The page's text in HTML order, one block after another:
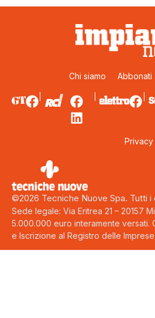
Chi siamo Abbonati
©2026 Tecniche Nuove Spa. Tutti i
Sede legale: Via Eritrea 21 – 20157
5.000.000 euro interamente versati.
e Iscrizione al Registro delle